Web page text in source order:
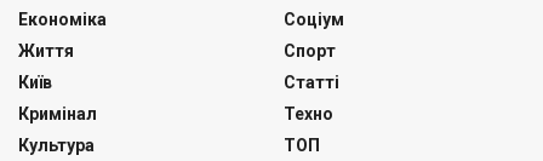
Економіка
Життя
Київ
Кримінал
Культура
Соціум
Спорт
Статті
Техно
ТОП